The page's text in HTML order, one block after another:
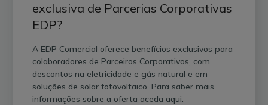
exclusiva de Parcerias Corporativas
EDP?
A EDP Comercial oferece benefícios exclusivos para
colaboradores de Parceiros Corporativos, com
descontos na eletricidade e gás natural e em
soluções de solar fotovoltaico. Para saber mais
informações sobre a oferta aceda aqui.